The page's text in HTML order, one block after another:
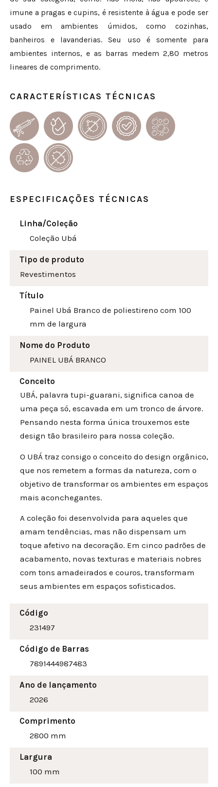
imune a pragas e cupins, é resistente à água e pode ser
usado em ambientes úmidos, como cozinhas,
banheiros e lavanderias. Seu uso é somente para
ambientes internos, e as barras medem 2,80 metros
lineares de comprimento.
CARACTERÍSTICAS TÉCNICAS
ESPECIFICAÇÕES TÉCNICAS
Linha/Coleção
Coleção Ubá
Tipo de produto
Revestimentos
Título
Painel Ubá Branco de poliestireno com 100
mm de largura
Nome do Produto
PAINEL UBÁ BRANCO
Conceito
UBÁ, palavra tupi-guarani, significa canoa de
uma peça só, escavada em um tronco de árvore.
Pensando nesta forma única trouxemos este
design tão brasileiro para nossa coleção.
O UBÁ traz consigo o conceito do design orgânico,
que nos remetem a formas da natureza, com o
objetivo de transformar os ambientes em espaços
mais aconchegantes.
A coleção foi desenvolvida para aqueles que
amam tendências, mas não dispensam um
toque afetivo na decoração. Em cinco padrões de
acabamento, novas texturas e materiais nobres
com tons amadeirados e couros, transformam
seus ambientes em espaços sofisticados.
Código
231497
Código de Barras
7891444987483
Ano de lançamento
2026
Comprimento
2800 mm
Largura
100 mm